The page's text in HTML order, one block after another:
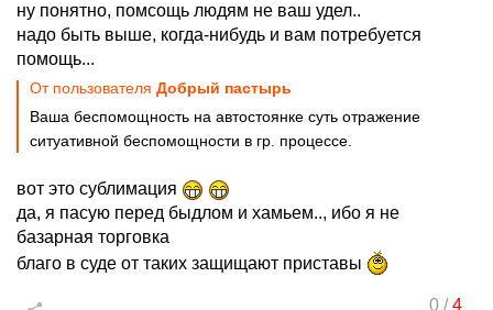
ну понятно, помсощь людям не ваш удел..
надо быть выше, когда-нибудь и вам потребуется
помощь...
От пользователя Добрый пастырь
Ваша беспомощность на автостоянке суть отражение
ситуативной беспомощности в гр. процессе.
вот это сублимация
да, я пасую перед быдлом и хамьем.., ибо я не
базарная торговка
благо в суде от таких защищают приставы
0/4